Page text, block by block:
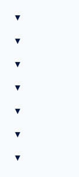
▾
▾
▾
▾
▾
▾
▾